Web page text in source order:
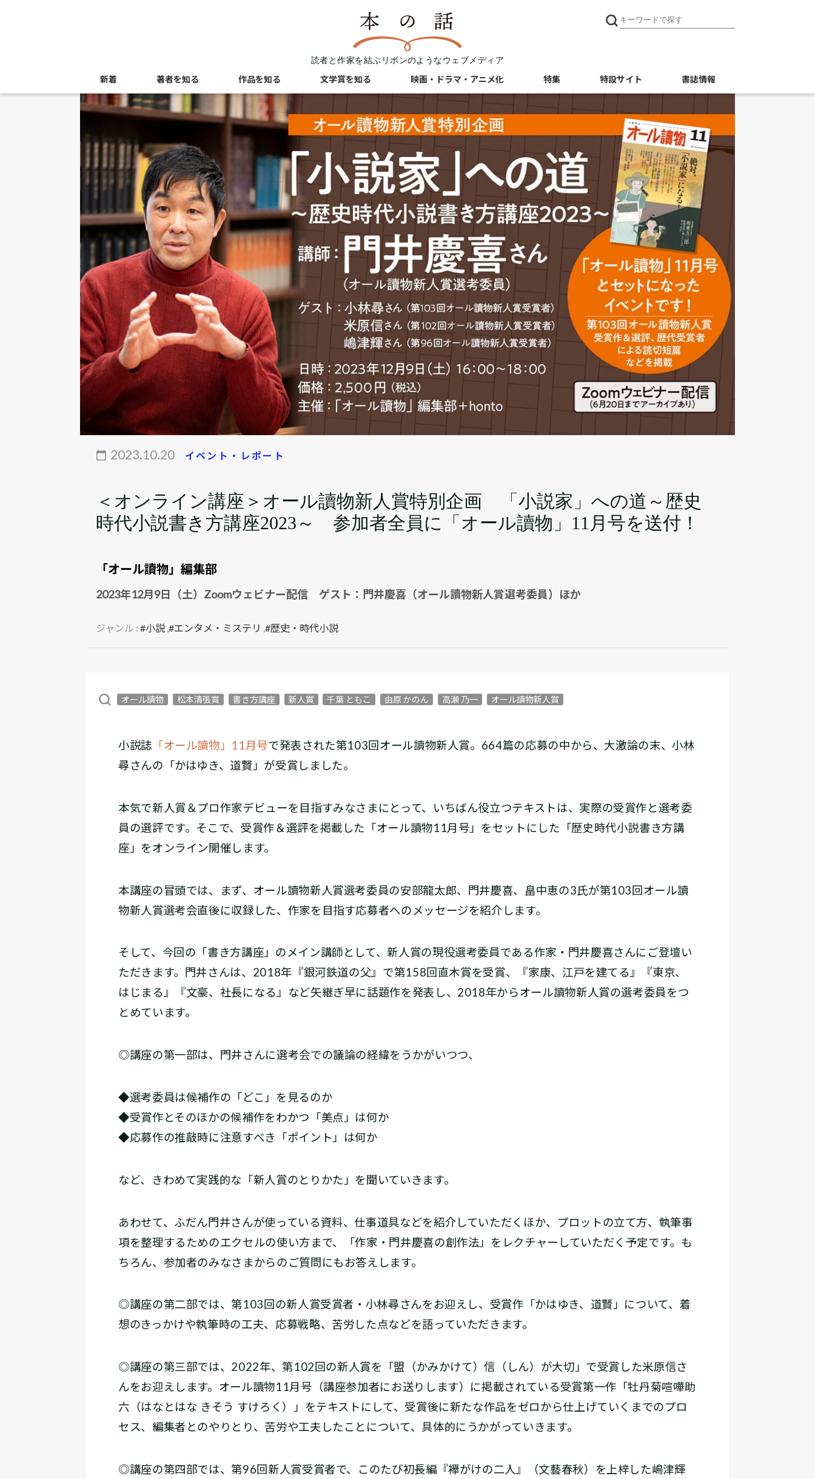
読者と作家を結ぶリボンのようなウェブメディア
新着 著者を知る 作品を知る 文学賞を知る 映画・ドラマ・アニメ化 特集 特設サイト 書誌情報
2023.10.20 イベント・レポート
＜オンライン講座＞オール讀物新人賞特別企画 「小説家」への道～歴史
時代小説書き方講座2023～ 参加者全員に「オール讀物」11月号を送付！
「オール讀物」編集部
2023年12月9日（土）Zoomウェビナー配信 ゲスト：門井慶喜（オール讀物新人賞選考委員）ほか
ジャンル : #小説,#エンタメ・ミステリ ,#歴史・時代小説
オール讀物 松本清張賞 書き方講座 新人賞 千葉 ともこ 由原 かのん 高瀬 乃一 オール讀物新人賞
小説誌 「オール讀物」11月号で発表された第103回オール讀物新人賞。664篇の応募の中から、大激論の末、小林
尋さんの「かはゆき、道賢」が受賞しました。
本気で新人賞＆プロ作家デビューを目指すみなさまにとって、いちばん役立つテキストは、実際の受賞作と選考委
員の選評です。そこで、受賞作＆選評を掲載した「オール讀物11月号」をセットにした「歴史時代小説書き方講
座」をオンライン開催します。
本講座の冒頭では、まず、オール讀物新人賞選考委員の安部龍太郎、門井慶喜、畠中恵の3氏が第103回オール讀
物新人賞選考会直後に収録した、作家を目指す応募者へのメッセージを紹介します。
そして、今回の「書き方講座」のメイン講師として、新人賞の現役選考委員である作家・門井慶喜さんにご登壇い
ただきます。門井さんは、2018年『銀河鉄道の父』で第158回直木賞を受賞、『家康、江戸を建てる』『東京、
はじまる』『文豪、社長になる』など矢継ぎ早に話題作を発表し、2018年からオール讀物新人賞の選考委員をつ
とめています。
◎講座の第一部は、門井さんに選考会での議論の経緯をうかがいつつ、
◆選考委員は候補作の「どこ」を見るのか
◆受賞作とそのほかの候補作をわかつ「美点」は何か
◆応募作の推敲時に注意すべき「ポイント」は何か
など、きわめて実践的な「新人賞のとりかた」を聞いていきます。
あわせて、ふだん門井さんが使っている資料、仕事道具などを紹介していただくほか、プロットの立て方、執筆事
項を整理するためのエクセルの使い方まで、「作家・門井慶喜の創作法」をレクチャーしていただく予定です。も
ちろん、参加者のみなさまからのご質問にもお答えします。
◎講座の第二部では、第103回の新人賞受賞者・小林尋さんをお迎えし、受賞作「かはゆき、道賢」について、着
想のきっかけや執筆時の工夫、応募戦略、苦労した点などを語っていただきます。
◎講座の第三部では、2022年、第102回の新人賞を「盟（かみかけて）信（しん）が大切」で受賞した米原信さ
んをお迎えします。オール讀物11月号（講座参加者にお送りします）に掲載されている受賞第一作「牡丹菊喧嘩助
六（はなとはな きそう すけろく）」をテキストにして、受賞後に新たな作品をゼロから仕上げていくまでのプロ
セス、編集者とのやりとり、苦労や工夫したことについて、具体的にうかがっていきます。
◎講座の第四部では、第96回新人賞受賞者で、このたび初長編『襷がけの二人』（文藝春秋）を上梓した嶋津輝